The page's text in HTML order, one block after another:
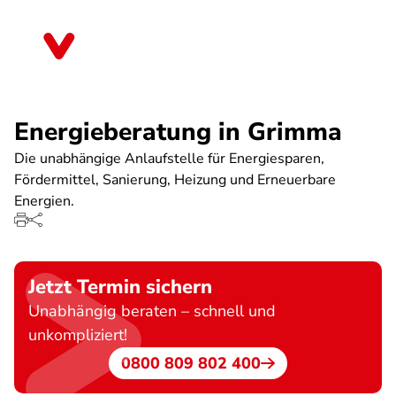
Energieberatung in Grimma
Die unabhängige Anlaufstelle für Energiesparen,
Fördermittel, Sanierung, Heizung und Erneuerbare
Energien.
Jetzt Termin sichern
Unabhängig beraten – schnell und
unkompliziert!
0800 809 802 400